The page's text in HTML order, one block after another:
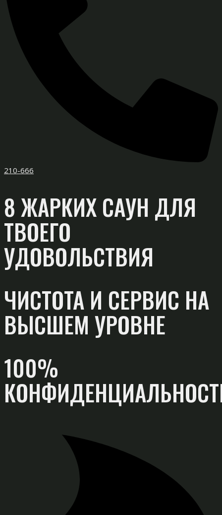
210-666
8 ЖАРКИХ САУН ДЛЯ
ТВОЕГО
УДОВОЛЬСТВИЯ
ЧИСТОТА И СЕРВИС НА
ВЫСШЕМ УРОВНЕ
100%